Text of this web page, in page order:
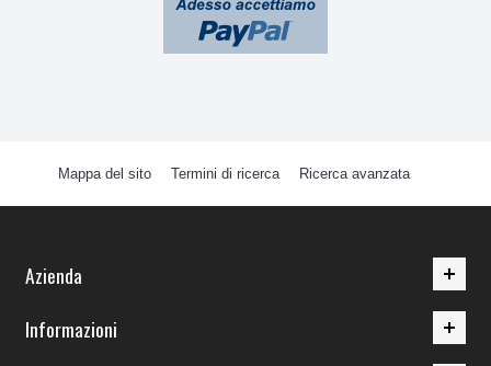
ATTREZZATURE E PRODOTTI PULIZIA
Mappa del sito Termini di ricerca Ricerca avanzata
Azienda
Informazioni